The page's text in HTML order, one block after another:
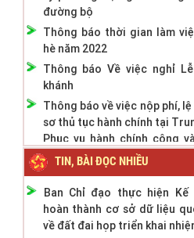
Thông báo thời gian làm
hè năm 2022
Thông báo Về việc nghỉ Lễ
khánh
Thông báo về việc nộp phí, lệ
sơ thủ tục hành chính tại
Phục vụ hành chính công
soát TTHC tỉnh
TIN, BÀI ĐỌC NHIỀU
Ban Chỉ đạo thực hiện Kế
hoàn thành cơ sở dữ liệu
về đất đai họp triển khai